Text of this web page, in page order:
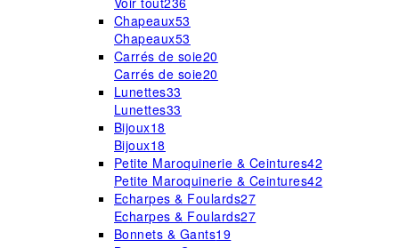
Chapeaux53
Chapeaux53
Carrés de soie20
Carrés de soie20
Lunettes33
Lunettes33
Bijoux18
Bijoux18
Petite Maroquinerie & Ceintures42
Petite Maroquinerie & Ceintures42
Echarpes & Foulards27
Echarpes & Foulards27
Bonnets & Gants19